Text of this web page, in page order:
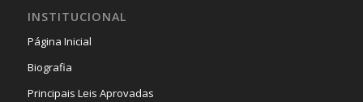
INSTITUCIONAL
Página Inicial
Biografia
Principais Leis Aprovadas